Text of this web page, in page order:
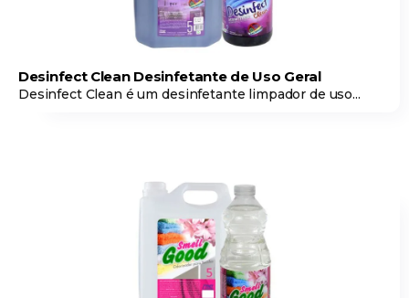
Desinfect Clean Desinfetante de Uso Geral
Desinfect Clean é um desinfetante limpador de uso...